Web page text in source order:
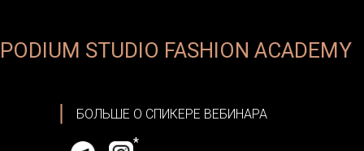
PODIUM STUDIO FASHION ACADEMY
БОЛЬШЕ О СПИКЕРЕ ВЕБИНАРА
*